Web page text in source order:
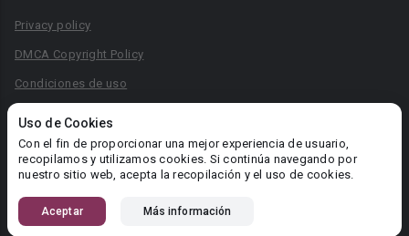
Uso de Cookies
Con el fin de proporcionar una mejor experiencia de usuario,
recopilamos y utilizamos cookies. Si continúa navegando por
nuestro sitio web, acepta la recopilación y el uso de cookies.
Aceptar Más información
Privacy policy
DMCA Copyright Policy
Condiciones de uso
Reglas para la publicación de libros
Área RR.PP.: pr@booknet.com
© 2026 Booknet. Todos los derechos reservados.